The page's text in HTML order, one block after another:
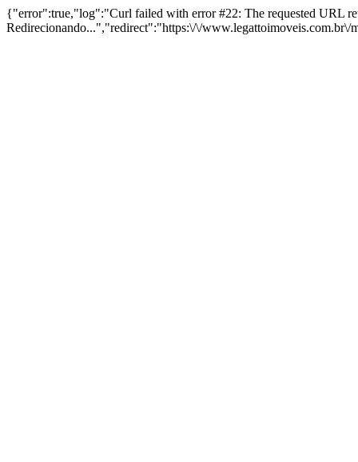
{"error":true,"log":"Curl failed with error #22: The requested URL
Redirecionando...","redirect":"https:\/\/www.legattoimoveis.com.br\/